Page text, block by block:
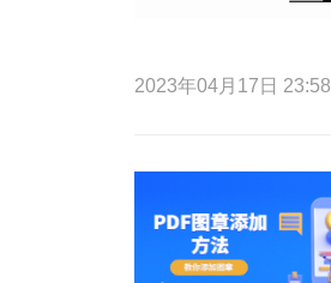
2023年04月17日 23:58